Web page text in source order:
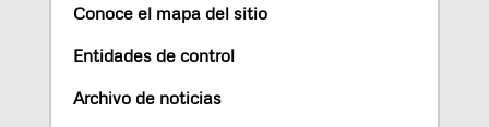
Conoce el mapa del sitio
Entidades de control
Archivo de noticias